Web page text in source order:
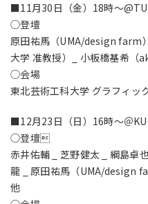
■11月30日（金）18時〜
◯登壇
原田祐馬（UMA/design farm
大学 准教授）_ 小板橋基希（
◯会場
東北芸術工科大学 グラフィッ
■12月23日（日）16時〜＠
◯登壇
赤井佑輔 _ 芝野健太 _ 綱島卓
龍 _ 原田祐馬（UMA/design
他